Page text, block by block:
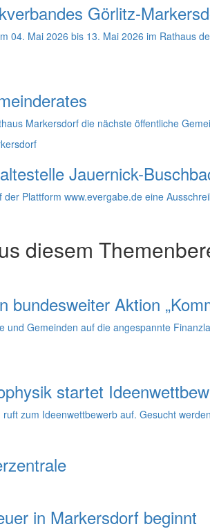
Görlitz-
04. Mai 2026 bis 13. Mai 2026 im Rathaus
Markersdorf die nächste öffentliche
Jauernick-
Plattform www.evergabe.de eine
diesem
bundesweiter Aktion
und Gemeinden auf die angespannte
startet
zum Ideenwettbewerb auf. Gesucht
in Markersdorf beginnt